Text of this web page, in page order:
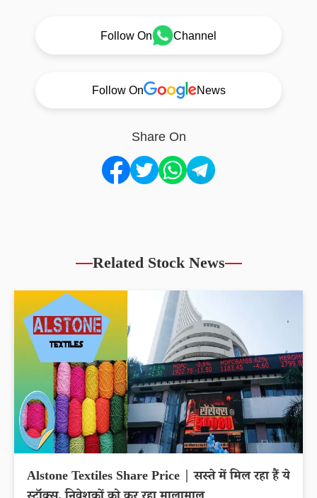
Follow On Channel
Follow On News
Share On
Related Stock News
Alstone Textiles Share Price | सस्ते में मिल रहा हैं ये